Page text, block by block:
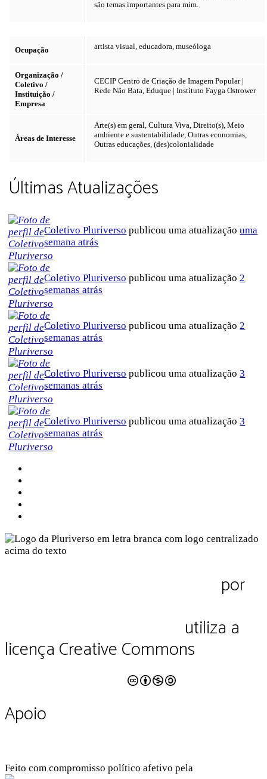
são temas importantes para mim.
Ocupação artista visual, educadora, museóloga
Organização /
Coletivo /
Instituição /
Empresa
CECIP Centro de Criação de Imagem Popular |
Rede Não Bata, Eduque | Instituto Fayga Ostrower
Áreas de Interesse
Arte(s) em geral, Cultura Viva, Direito(s), Meio
ambiente e sustentabilidade, Outras economias,
Outras educações, (des)colonialidade
Últimas Atualizações
Coletivo Pluriverso publicou uma atualizaçãouma
semana atrás
Coletivo Pluriverso publicou uma atualização2
semanas atrás
Coletivo Pluriverso publicou uma atualização2
semanas atrás
Coletivo Pluriverso publicou uma atualização3
semanas atrás
Coletivo Pluriverso publicou uma atualização3
semanas atrás
por
utiliza a
licença Creative Commons
Apoio
Feito com compromisso político afetivo pela